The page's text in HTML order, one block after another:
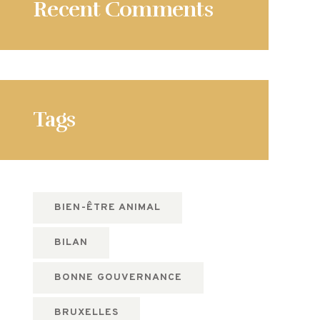
Recent Comments
Tags
BIEN-ÊTRE ANIMAL
BILAN
BONNE GOUVERNANCE
BRUXELLES